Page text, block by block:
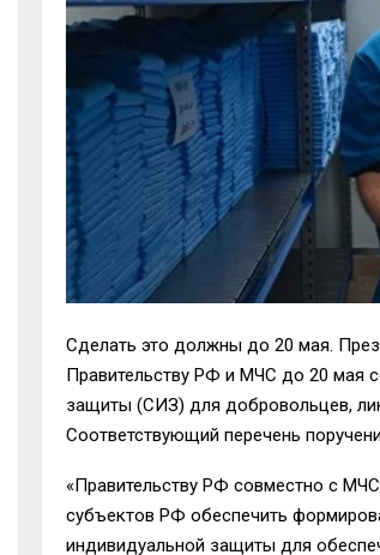
Сделать это должны до 20 мая.
Правительству РФ и МЧС до 20 мая
защиты (СИЗ) для добровольцев,
Соответствующий перечень
«Правительству РФ совместно с
субъектов РФ обеспечить
индивидуальной защиты для